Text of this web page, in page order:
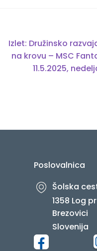
O NAS
Next
post:
Izlet: Družinsko
na krovu – MSC
11.5.2025,
Poslovalnica
Šolska
1358 Log
Brezovici
Slovenija